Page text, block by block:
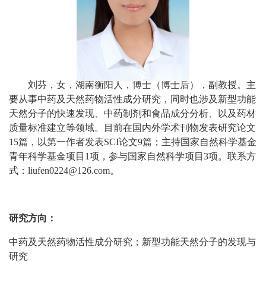
刘芬，女，湖南衡阳人，博士 （博士后），副教授。 主
要从事中药及天然药物活性成分研究，同时也涉及 新型功能
天然分子的快速发现、 中药制剂和食品成分分析、 以及药材
质量标准建立等领域。目前在国内外学术刊物发表研究论文
15篇，以第一作者发表SCI论文9篇；主持国家自然科学基金
青年科学基金项目1项，参与国家自然科学项目3项。 联系方
式 ： liufen0224@126.com。
研究方向：
中药及天然药物活性成分研究 ； 新型功能天然分子的发现与
研究